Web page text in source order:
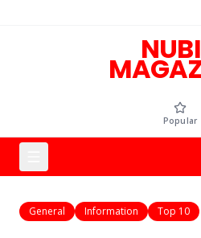
Popular
General Information Top 10